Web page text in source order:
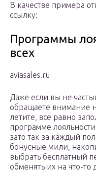
В качестве примера
ссылку:
Программы
всех
aviasales.ru
Даже если вы не
обращаете внимание
летите, все равно
программе
зато так за каждый
бонусные мили,
выбрать бесплатный
обменять их на что-то